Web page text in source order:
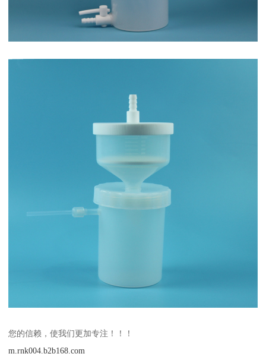
您的信赖，使我们更加专注！！！
m.rnk004.b2b168.com